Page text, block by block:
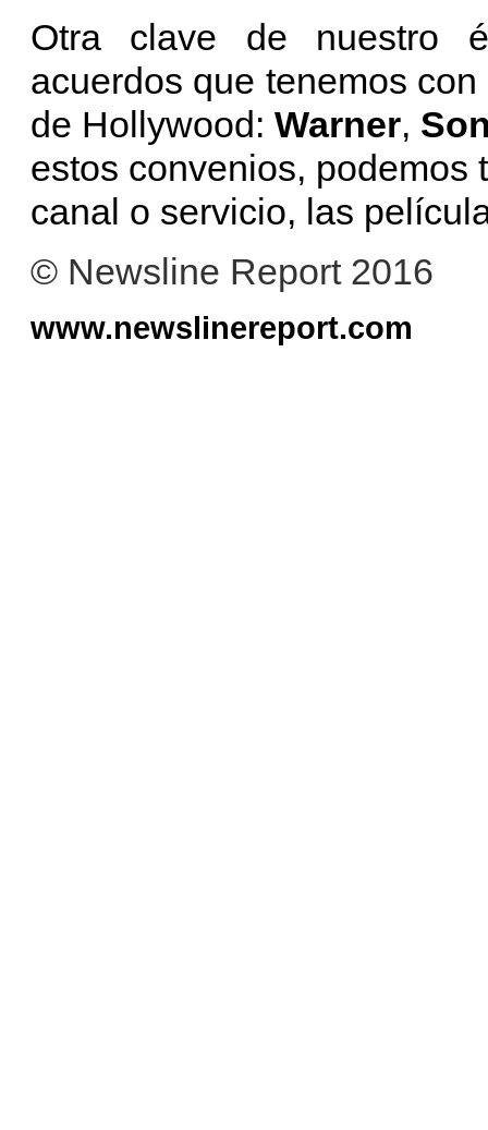
Otra clave de nuestro
acuerdos que tenemos
de Hollywood:Warner,
estos convenios, podemos
canal o servicio, las
© Newsline Report 2016
www.newslinereport.com